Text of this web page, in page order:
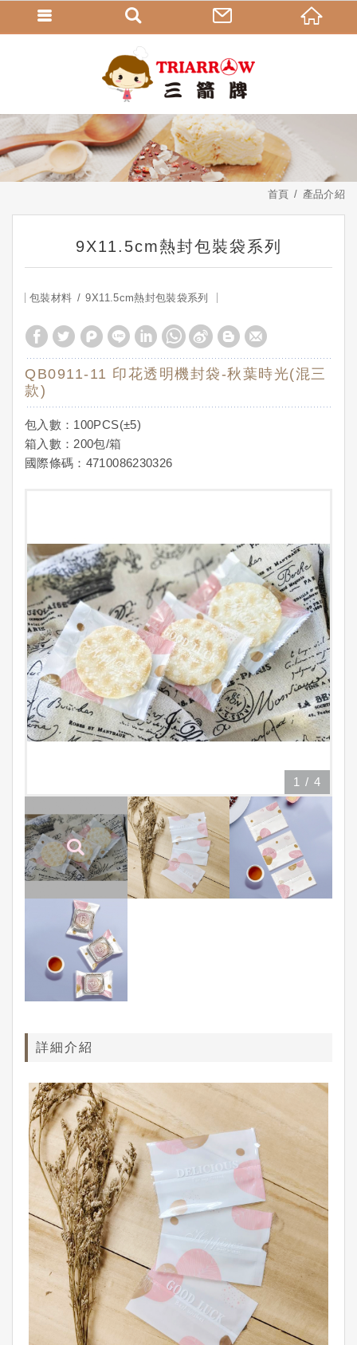
首頁 產品介紹
9X11.5cm熱封包裝袋系列
包裝材料 9X11.5cm熱封包裝袋系列
QB0911-11 印花透明機封袋-秋葉時光(混三
款)
包入數：100PCS(±5)
箱入數：200包/箱
國際條碼：4710086230326
1 / 4
詳細介紹